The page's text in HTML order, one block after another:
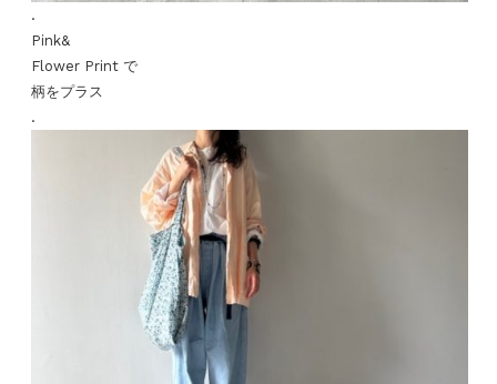
.
Pink&
Flower Print で
柄をプラス
.